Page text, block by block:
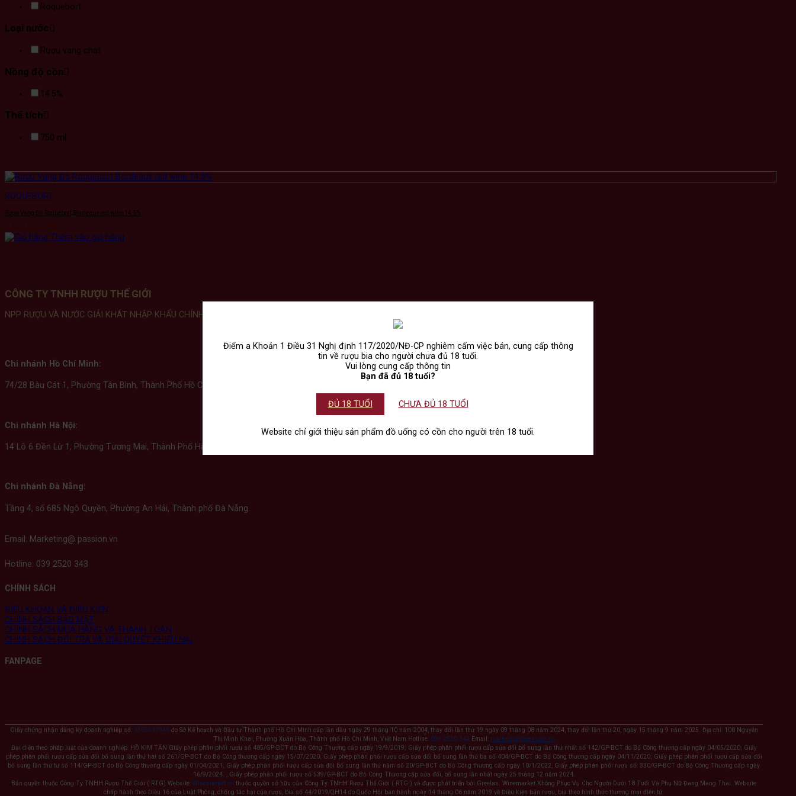
Điểm a Khoản 1 Điều 31 Nghị định 117/2020/NĐ-CP nghiêm cấm việc bán, cung cấp thông
tin về rượu bia cho người chưa đủ 18 tuổi.
Vui lòng cung cấp thông tin
Bạn đã đủ 18 tuổi?
ĐỦ 18 TUỔI CHƯA ĐỦ 18 TUỔI
Website chỉ giới thiệu sản phẩm đồ uống có cồn cho người trên 18 tuổi.
Roquebort
Loại nước
Rượu vang chát
Nồng độ cồn
14.5%
Thể tích
750 ml
ROQUEBORT
Rượu Vang Đỏ Roquebort Bordeaux red wine 14.5%
Thêm vào giỏ hàng
CÔNG TY TNHH RƯỢU THẾ GIỚI
NPP RƯỢU VÀ NƯỚC GIẢI KHÁT NHẬP KHẨU CHÍNH HÃNG
Chi nhánh Hồ Chí Minh:
74/28 Bàu Cát 1, Phường Tân Bình, Thành Phố Hồ Chí Minh.
Chi nhánh Hà Nội:
14 Lô 6 Đền Lừ 1, Phường Tương Mai, Thành Phố Hà Nội.
Chi nhánh Đà Nẵng:
Tầng 4, số 685 Ngô Quyền, Phường An Hải, Thành phố Đà Nẵng.
Email: Marketing@ passion.vn
Hotline: 039 2520 343
CHÍNH SÁCH
ĐIỀU KHOẢN VÀ ĐIỀU KIỆN
CHÍNH SÁCH BẢO MẬT
CHÍNH SÁCH MUA HÀNG VÀ THANH TOÁN
CHÍNH SÁCH ĐỔI TRẢ VÀ GIẢI QUYẾT KHIẾU NẠI
FANPAGE
Giấy chứng nhận đăng ký doanh nghiệp số: 0303541946do Sở Kế hoạch và Đầu tư Thành phố Hồ Chí Minh cấp lần đầu ngày 29 tháng 10 năm 2004, thay đổi lần thứ 19 ngày 09 tháng 08 năm 2024, thay đổi lần thứ 20, ngày 15 tháng 9 năm 2025. Địa chỉ: 100 Nguyễn
Thị Minh Khai, Phường Xuân Hòa, Thành phố Hồ Chí Minh, Việt Nam Hotline: 039 2520 343 Email: marketing@passion.vn
Đại diện theo pháp luật của doanh nghiệp: HỒ KIM TẤN Giấy phép phân phối rượu số 485/GP-BCT do Bộ Công Thương cấp ngày 19/9/2019; Giấy phép phân phối rượu cấp sửa đổi bổ sung lần thứ nhất số 142/GP-BCT do Bộ Công thương cấp ngày 04/05/2020; Giấy
phép phân phối rượu cấp sửa đổi bổ sung lần thứ hai số 261/GP-BCT do Bộ Công thương cấp ngày 15/07/2020; Giấy phép phân phối rượu cấp sửa đổi bổ sung lần thứ ba số 404/GP-BCT do Bộ Công thương cấp ngày 04/11/2020; Giấy phép phân phối rượu cấp sửa đổi
bổ sung lần thứ tư số 114/GP-BCT do Bộ Công thương cấp ngày 01/04/2021; Giấy phép phân phối rượu cấp sửa đổi bổ sung lần thứ năm số 20/GP-BCT do Bộ Công thương cấp ngày 10/1/2022, Giấy phép phân phối rượu số: 330/GP-BCT do Bộ Công Thương cấp ngày
16/9/2024. , Giấy phép phân phối rượu số 539/GP-BCT do Bộ Công Thương cấp sửa đổi, bổ sung lần nhất ngày 25 tháng 12 năm 2024.
Bản quyền thuộc Công Ty TNHH Rượu Thế Giới ( RTG) Website: Winemarket.vn thuộc quyền sở hữu của Công Ty TNHH Rượu Thế Giới ( RTG ) và được phát triển bởi Greelas. Winemarket Không Phục Vụ Cho Người Dưới 18 Tuổi Và Phụ Nữ Đang Mang Thai. Website
chấp hành theo Điều 16 của Luật Phòng, chống tác hại của rượu, bia số 44/2019/QH14 do Quốc Hội ban hành ngày 14 tháng 06 năm 2019 về Điều kiện bán rượu, bia theo hình thức thương mại điện tử.